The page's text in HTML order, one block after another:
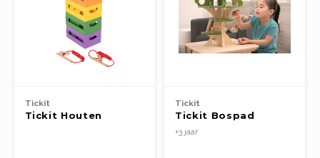
Tickit
Tickit Houten
Tickit
Tickit Bospad
Boomhut
+3 jaar